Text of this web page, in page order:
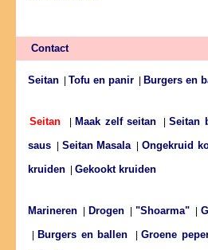
Contact
Seitan Tofu en panir Burgers en
Seitan Maak zelf seitan |Seitan
saus
Seitan Masala|Ongekruid
kruiden
Gekookt kruiden
Marineren Drogen "Shoarma"
Burgers en ballen |Groene